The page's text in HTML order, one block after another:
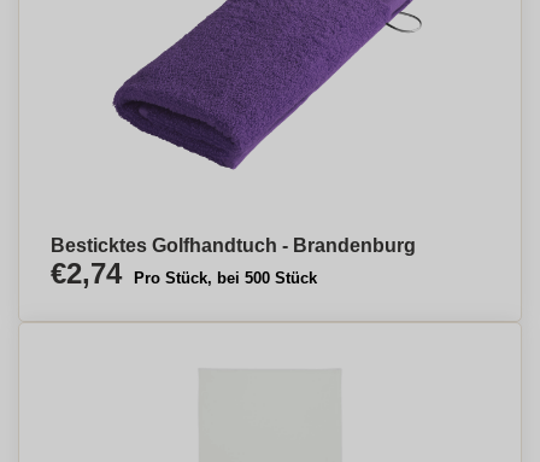
Besticktes Golfhandtuch - Brandenburg
€2,74 Pro Stück, bei 500 Stück